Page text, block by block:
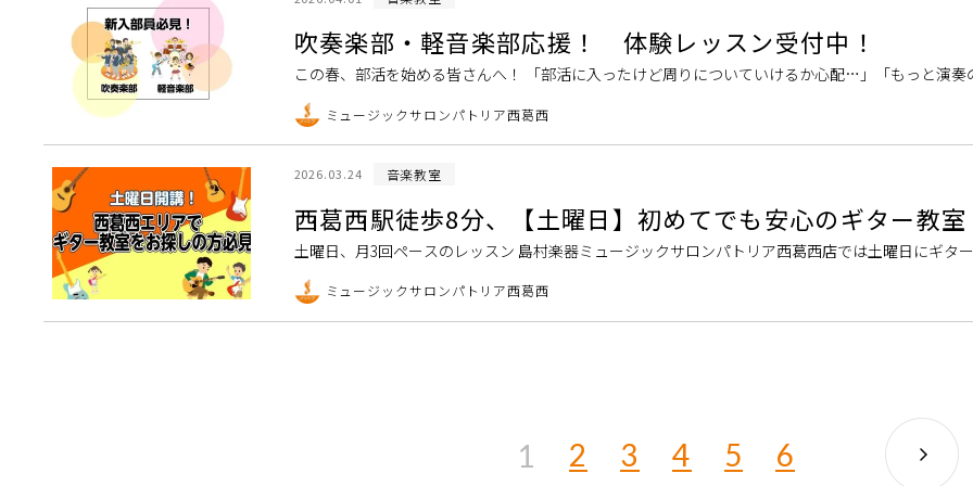
吹奏楽部・軽音楽部応援！ 体験レッスン受付中！
この春、部活を始める皆さんへ！ 「部活に入ったけど周りについていけるか心配…」「もっと演奏
げたい！」と思ったことはございませんか？ 今回はそういった方にオススメのコースをご紹介させ
ます！ はじめて楽器 […]
ミュージックサロンパトリア西葛西
2026.03.24 音楽教室
西葛西駅徒歩8分、【土曜日】初めてでも安心のギター教室
土曜日、月3回ペースのレッスン 島村楽器ミュージックサロンパトリア西葛西店では土曜日にギタ
を行っております。 アコースティックギター、エレキギター、キッズギターのレッスンが可能です
スン回数：36回 […]
ミュージックサロンパトリア西葛西
1 2 3 4 5 6